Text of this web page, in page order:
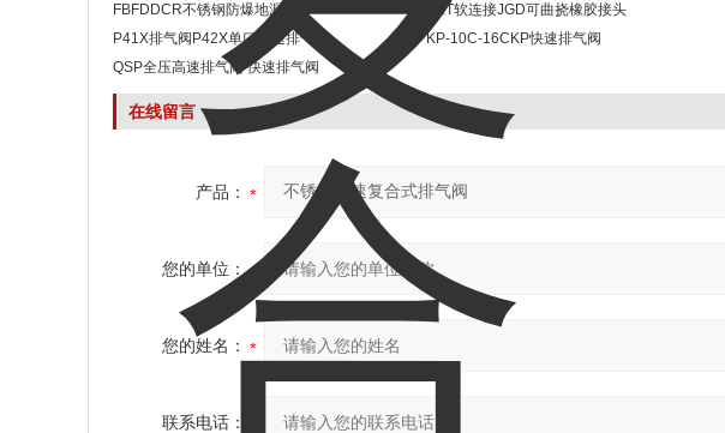
FBFDDCR不锈钢防爆地漏
KXT软连接JGD可曲挠橡胶接头
P41X排气阀P42X单口快速排气阀
KP-10C-16CKP快速排气阀
QSP全压高速排气阀 快速排气阀
在线留言
产品：
您的单位：
您的姓名：
联系电话：